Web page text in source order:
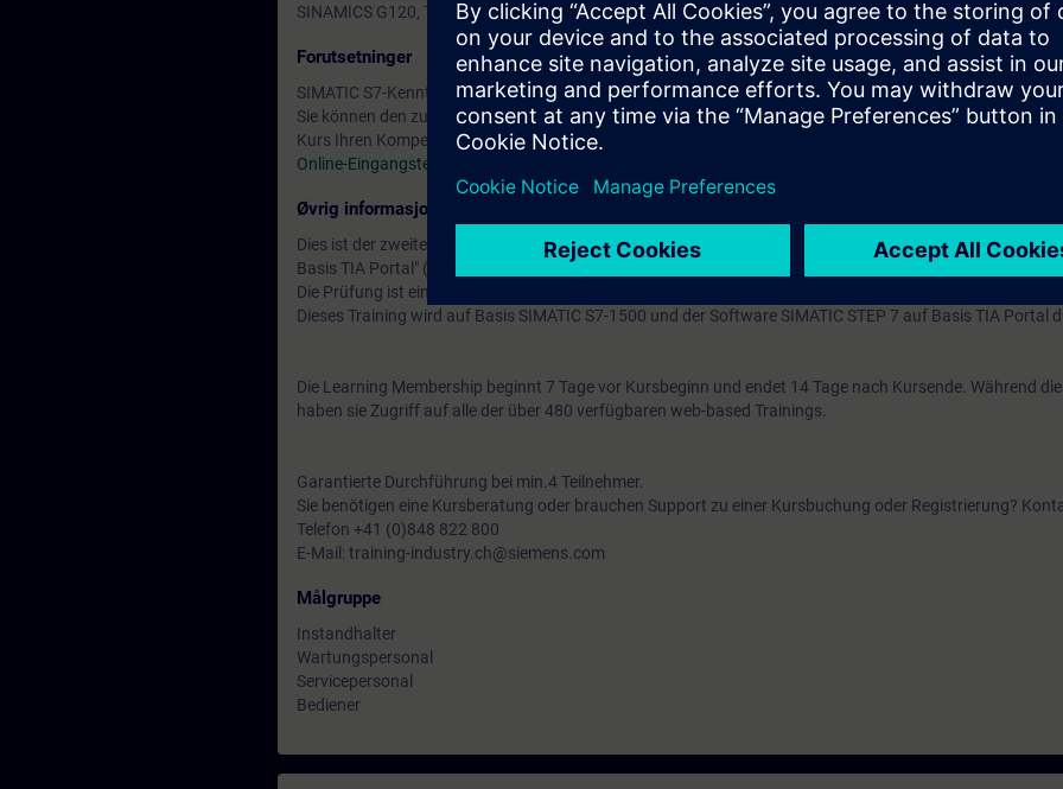
SINAMICS G120, Touchpanel TP700 und einem Bandmodell.
Forutsetninger
SIMATIC S7-Kenntnisse entsprechend TIA-SERV1 und praktische Erfahrung in der Anwendung der
Sie können den zur Verfügung stehenden Online-Eingangstest nutzen, um sicherzustellen, dass der von
Kurs Ihren Kompetenzen entspricht.
Online-Eingangstest TIA-SERV2
Øvrig informasjon
Dies ist der zweite von drei Kursen, der Sie auf den Abschluss als "Automatisierungstechniker/in Service
Basis TIA Portal" (CPT-FAST2) vorbereitet.
Die Prüfung ist ein Modul des "SITRAIN Certification Program".
Dieses Training wird auf Basis SIMATIC S7-1500 und der Software SIMATIC STEP 7 auf Basis TIA Portal
Die Learning Membership beginnt 7 Tage vor Kursbeginn und endet 14 Tage nach Kursende. Während
haben sie Zugriff auf alle der über 480 verfügbaren web-based Trainings.
Garantierte Durchführung bei min.4 Teilnehmer.
Sie benötigen eine Kursberatung oder brauchen Support zu einer Kursbuchung oder Registrierung?
Telefon +41 (0)848 822 800
E-Mail: training-industry.ch@siemens.com
Målgruppe
Instandhalter
Wartungspersonal
Servicepersonal
Bediener